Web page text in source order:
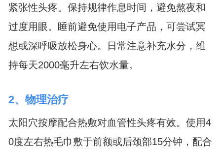
紧张性头疼。保持规律作息时间，避免熬夜和
过度用眼。睡前避免使用电子产品，可尝试冥
想或深呼吸放松身心。日常注意补充水分，维
持每天2000毫升左右饮水量。
2、物理治疗
太阳穴按摩配合热敷对血管性头疼有效。使用4
0度左右热毛巾敷于前额或后颈部15分钟，配合